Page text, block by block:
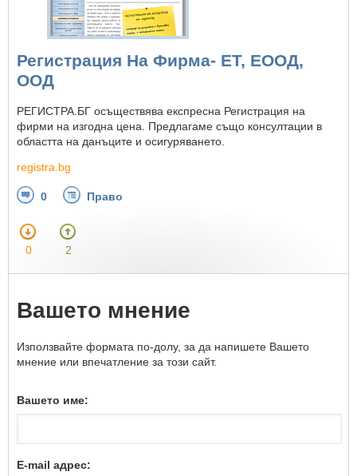
Регистрация На Фирма- ЕТ, ЕООД,
ООД
РЕГИСТРА.БГ осъществява експресна Регистрация на
фирми на изгодна цена. Предлагаме също консултации в
областта на данъците и осигуряването.
registra.bg
0 Право
0 2
Вашето мнение
Използвайте формата по-долу, за да напишете Вашето
мнение или впечатление за този сайт.
Вашето име:
E-mail адрес: